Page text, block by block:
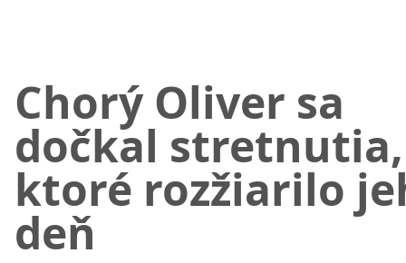
Chorý Oliver sa
dočkal stretnutia,
ktoré rozžiarilo
deň